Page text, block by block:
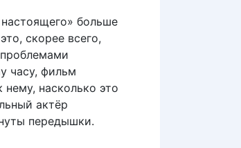
больше
скорее всего,
часу, фильм
насколько это
актёр
передышки.